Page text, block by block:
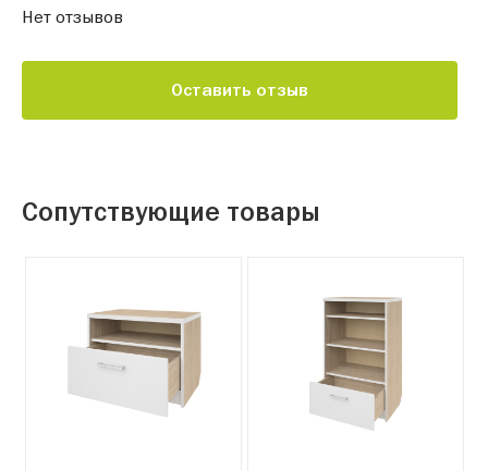
Нет отзывов
Оставить отзыв
Сопутствующие товары